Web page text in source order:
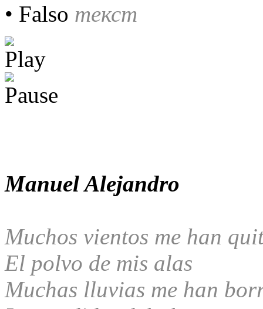
• Falso текст
Manuel Alejandro
Muchos vientos me han
El polvo de mis alas
Muchas lluvias me han